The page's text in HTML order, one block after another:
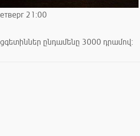
21:00
ընդամենը 3000 դրամով: